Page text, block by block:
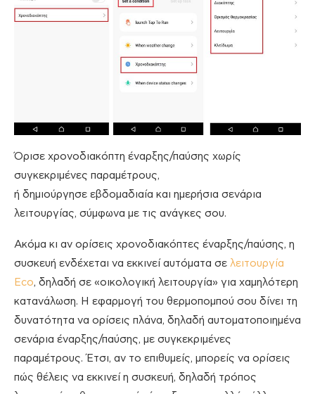
Όρισε χρονοδιακόπτη έναρξης/παύσης χωρίς
συγκεκριμένες παραμέτρους,
ή δημιούργησε εβδομαδιαία και ημερήσια σενάρια
λειτουργίας, σύμφωνα με τις ανάγκες σου.
Ακόμα κι αν ορίσεις χρονοδιακόπτες έναρξης/παύσης, η
συσκευή ενδέχεται να εκκινεί αυτόματα σε λειτουργία
Eco, δηλαδή σε «οικολογική λειτουργία» για χαμηλότερη
κατανάλωση. Η εφαρμογή του θερμοπομπού σου δίνει τη
δυνατότητα να ορίσεις πλάνα, δηλαδή αυτοματοποιημένα
σενάρια έναρξης/παύσης, με συγκεκριμένες
παραμέτρους. Έτσι, αν το επιθυμείς, μπορείς να ορίσεις
πώς θέλεις να εκκινεί η συσκευή, δηλαδή τρόπος